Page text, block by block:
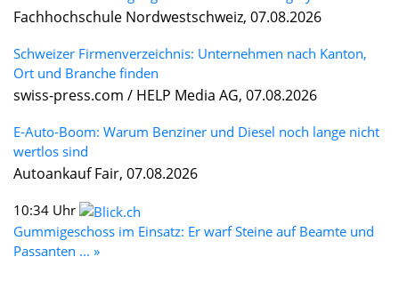
Fachhochschule Nordwestschweiz, 07.08.2026
Schweizer Firmenverzeichnis: Unternehmen nach Kanton,
Ort und Branche finden
swiss-press.com / HELP Media AG, 07.08.2026
E-Auto-Boom: Warum Benziner und Diesel noch lange nicht
wertlos sind
Autoankauf Fair, 07.08.2026
10:34 Uhr
Gummigeschoss im Einsatz: Er warf Steine auf Beamte und
Passanten ... »